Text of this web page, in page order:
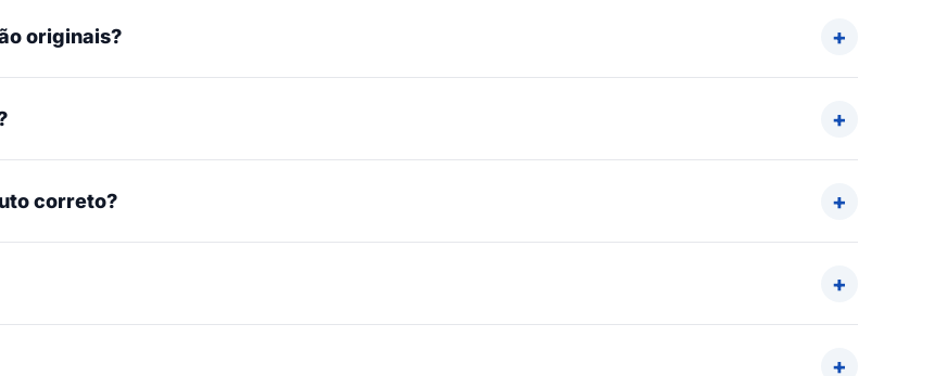
originais?
correto?